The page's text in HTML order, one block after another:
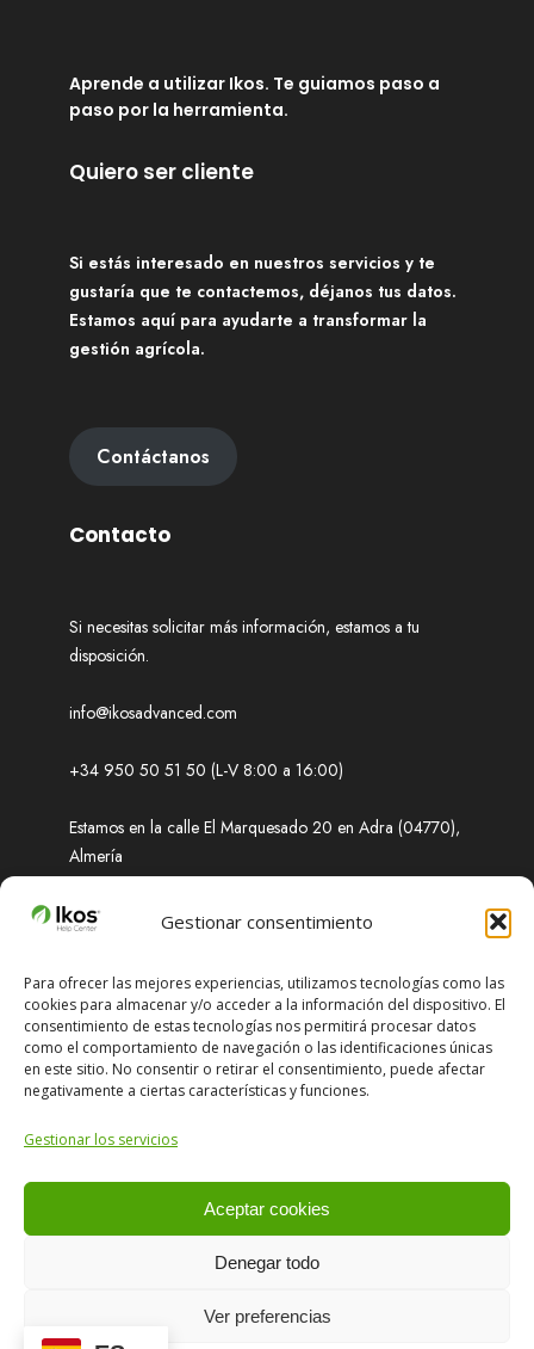
Gestionar consentimiento
Para ofrecer las mejores experiencias, utilizamos tecnologías como las
cookies para almacenar y/o acceder a la información del dispositivo. El
consentimiento de estas tecnologías nos permitirá procesar datos
como el comportamiento de navegación o las identificaciones únicas
en este sitio. No consentir o retirar el consentimiento, puede afectar
negativamente a ciertas características y funciones.
Gestionar los servicios
Aceptar cookies
Denegar todo
Ver preferencias
Aprende a utilizar Ikos. Te guiamos paso a
paso por la herramienta.
Quiero ser cliente
Si estás interesado en nuestros servicios y te
gustaría que te contactemos, déjanos tus datos.
Estamos aquí para ayudarte a transformar la
gestión agrícola.
Contáctanos
Contacto
Si necesitas solicitar más información, estamos a tu
disposición.
info@ikosadvanced.com
+34 950 50 51 50 (L-V 8:00 a 16:00)
Estamos en la calle El Marquesado 20 en Adra (04770),
Almería
Soporte
¿Necesitas ayuda? Obtenga soluciones rápidas a
cualquier problema que enfrente.
support@ikosadvanced.com
+34 651 674 870 (L-V 8:00 a 16:00)
reservados. Visite nuestra política de privacidad